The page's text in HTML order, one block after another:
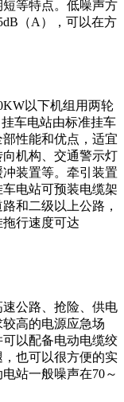
等特点。低噪声方
（A），可以在方
以下机组用两轮
车电站由标准挂车
性能和优点，适宜
机构、交通警示灯
装置等。牵引装置
电站可预装电缆架
和二级以上公路，
行速度可达
公路、抢险、供电
高的电源应急场
以配备电动电缆绞
也可以很方便的实
站一般噪声在70～